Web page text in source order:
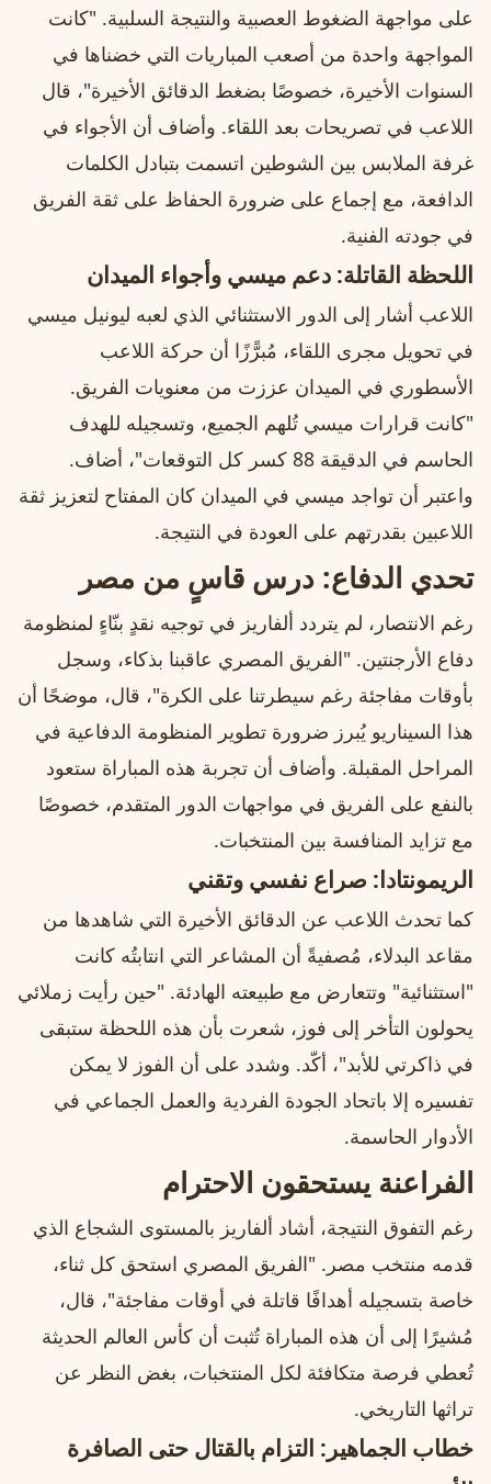
على مواجهة الضغوط العصبية والنتيجة السلبية. "كانت
المواجهة واحدة من أصعب المباريات التي خضناها في
السنوات الأخيرة، خصوصًا بضغط الدقائق الأخيرة"، قال
اللاعب في تصريحات بعد اللقاء. وأضاف أن الأجواء في
غرفة الملابس بين الشوطين اتسمت بتبادل الكلمات
الدافعة، مع إجماع على ضرورة الحفاظ على ثقة الفريق
في جودته الفنية.
اللحظة القاتلة: دعم ميسي وأجواء الميدان
اللاعب أشار إلى الدور الاستثنائي الذي لعبه ليونيل ميسي
في تحويل مجرى اللقاء، مُبرًّزًا أن حركة اللاعب
الأسطوري في الميدان عززت من معنويات الفريق.
"كانت قرارات ميسي تُلهم الجميع، وتسجيله للهدف
الحاسم في الدقيقة 88 كسر كل التوقعات"، أضاف.
واعتبر أن تواجد ميسي في الميدان كان المفتاح لتعزيز ثقة
اللاعبين بقدرتهم على العودة في النتيجة.
تحدي الدفاع: درس قاسٍ من مصر
رغم الانتصار، لم يتردد ألفاريز في توجيه نقدٍ بنّاءٍ لمنظومة
دفاع الأرجنتين. "الفريق المصري عاقبنا بذكاء، وسجل
بأوقات مفاجئة رغم سيطرتنا على الكرة"، قال، موضحًا أن
هذا السيناريو يُبرز ضرورة تطوير المنظومة الدفاعية في
المراحل المقبلة. وأضاف أن تجربة هذه المباراة ستعود
بالنفع على الفريق في مواجهات الدور المتقدم، خصوصًا
مع تزايد المنافسة بين المنتخبات.
الريمونتادا: صراع نفسي وتقني
كما تحدث اللاعب عن الدقائق الأخيرة التي شاهدها من
مقاعد البدلاء، مُصفيةً أن المشاعر التي انتابتُه كانت
"استثنائية" وتتعارض مع طبيعته الهادئة. "حين رأيت زملائي
يحولون التأخر إلى فوز، شعرت بأن هذه اللحظة ستبقى
في ذاكرتي للأبد"، أكّد. وشدد على أن الفوز لا يمكن
تفسيره إلا باتحاد الجودة الفردية والعمل الجماعي في
الأدوار الحاسمة.
الفراعنة يستحقون الاحترام
رغم التفوق النتيجة، أشاد ألفاريز بالمستوى الشجاع الذي
قدمه منتخب مصر. "الفريق المصري استحق كل ثناء،
خاصة بتسجيله أهدافًا قاتلة في أوقات مفاجئة"، قال،
مُشيرًا إلى أن هذه المباراة تُثبت أن كأس العالم الحديثة
تُعطي فرصة متكافئة لكل المنتخبات، بغض النظر عن
تراثها التاريخي.
خطاب الجماهير: التزام بالقتال حتى الصافرة